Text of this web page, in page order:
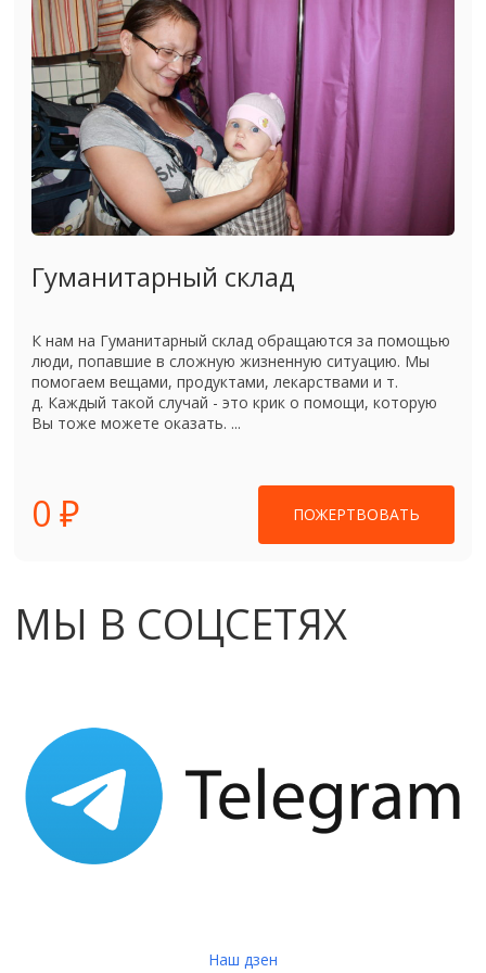
Гуманитарный склад
К нам на Гуманитарный склад обращаются за помощью
люди, попавшие в сложную жизненную ситуацию. Мы
помогаем вещами, продуктами, лекарствами и т.
д. Каждый такой случай - это крик о помощи, которую
Вы тоже можете оказать. ...
0 ₽ ПОЖЕРТВОВАТЬ
МЫ В СОЦСЕТЯХ
Наш дзен